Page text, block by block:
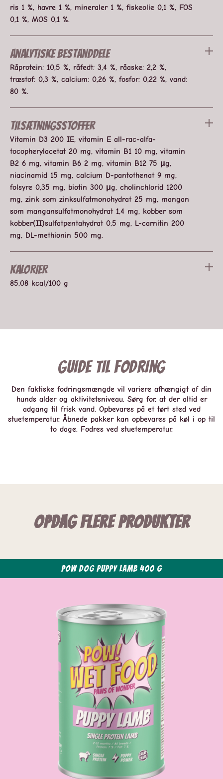
ris 1 %, havre 1 %, mineraler 1 %, fiskeolie 0,1 %, FOS
0,1 %, MOS 0,1 %.
Analytiske bestanddele
Råprotein: 10,5 %, råfedt: 3,4 %, råaske: 2,2 %,
træstof: 0,3 %, calcium: 0,26 %, fosfor: 0,22 %, vand:
80 %.
Tilsætningsstoffer
Vitamin D3 200 IE, vitamin E all-rac-alfa-
tocopherylacetat 20 mg, vitamin B1 10 mg, vitamin
B2 6 mg, vitamin B6 2 mg, vitamin B12 75 μg,
niacinamid 15 mg, calcium D-pantothenat 9 mg,
folsyre 0,35 mg, biotin 300 μg, cholinchlorid 1200
mg, zink som zinksulfatmonohydrat 25 mg, mangan
som mangansulfatmonohydrat 1,4 mg, kobber som
kobber(II)sulfatpentahydrat 0,5 mg, L-carnitin 200
mg, DL-methionin 500 mg.
Kalorier
85,08 kcal/100 g
Guide til fodring
Den faktiske fodringsmængde vil variere afhængigt af din
hunds alder og aktivitetsniveau. Sørg for, at der altid er
adgang til frisk vand. Opbevares på et tørt sted ved
stuetemperatur. Åbnede pakker kan opbevares på køl i op til
to dage. Fodres ved stuetemperatur.
Opdag flere produkter
POW Dog Puppy Lamb 400 g